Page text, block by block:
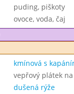
puding, piškoty
ovoce, voda, čaj
kmínová s
vepřový plátek
dušená rýže